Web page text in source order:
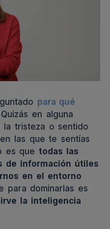
para qué
en alguna
la tristeza o sentido
las que te sentías
es quetodas las
de información útiles
en el entorno
para dominarlas es
la inteligencia